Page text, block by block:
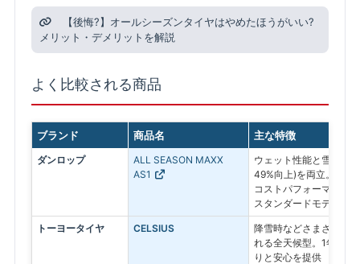
【後悔?】オールシーズンタイヤはやめたほうがいい?
メリット・デメリットを解説
よく比較される商品
ブランド 商品名 主な特徴
ダンロップ
ALL SEASON MAXX
AS1
ウェット性能と雪上性
49%向上)を両立。ロン
コストパフォーマンス
スタンダードモデル
トーヨータイヤ CELSIUS
降雪時などさまざまな
れる全天候型。1年を通
りと安心を提供